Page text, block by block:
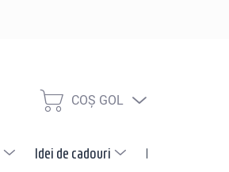
COŞ
COŞ GOL
Idei de cadouri Promotii